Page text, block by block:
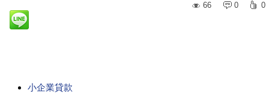
66
0 0
小企業貸款